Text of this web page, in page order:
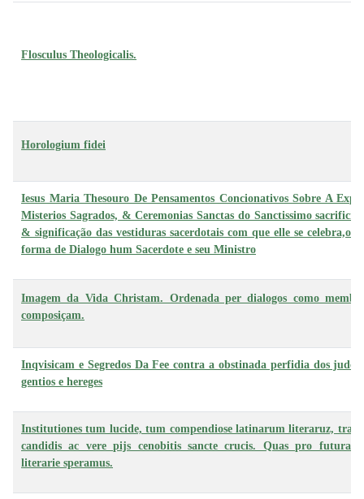
Flosculus Theologicalis.
Horologium fidei
Iesus Maria Thesouro De Pensamentos Concionativos Sobre A
Misterios Sagrados, & Ceremonias Sanctas do Sanctissimo sacrificio
& significação das vestiduras sacerdotais com que elle se
forma de Dialogo hum Sacerdote e seu Ministro
Imagem da Vida Christam. Ordenada per dialogos como
composiçam.
Inqvisicam e Segredos Da Fee contra a obstinada perfidia dos
gentios e hereges
Institutiones tum lucide, tum compendiose latinarum literaruz,
candidis ac vere pijs cenobitis sancte crucis. Quas pro futuras
literarie speramus.